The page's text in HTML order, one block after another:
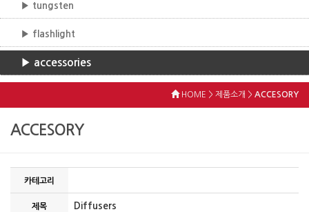
▶ tungsten
▶ flashlight
▶ accessories
HOME > 제품소개 > ACCESORY
ACCESORY
카테고리
제목 Diffusers